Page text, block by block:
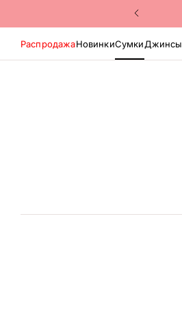
РаспродажаНовинкиСумкиДжинсы